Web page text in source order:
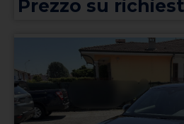
Prezzo su